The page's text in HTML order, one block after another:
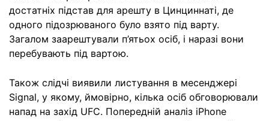
достатніх підстав для арешту в Цинциннаті, де
одного підозрюваного було взято під варту.
Загалом заарештували п’ятьох осіб, і наразі вони
перебувають під вартою.
Також слідчі виявили листування в месенджері
Signal, у якому, ймовірно, кілька осіб обговорювали
напад на захід UFC. Попередній аналіз iPhone